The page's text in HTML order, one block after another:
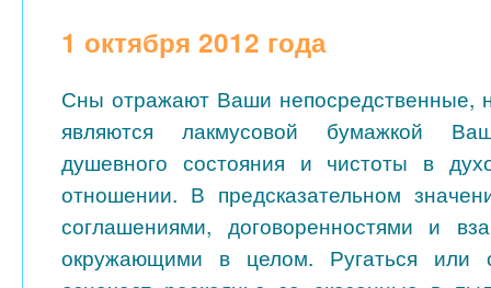
1 октября 2012 года
Сны отражают Ваши непосредственные,
являются лакмусовой бумажкой
душевного состояния и чистоты в
отношении. В предсказательном
соглашениями, договоренностями и
окружающими в целом. Ругаться или